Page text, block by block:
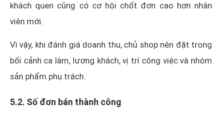
khách quen cũng có cơ hội chốt đơn cao hơn nhân
viên mới.
Vì vậy, khi đánh giá doanh thu, chủ shop nên đặt trong
bối cảnh ca làm, lượng khách, vị trí công việc và nhóm
sản phẩm phụ trách.
5.2. Số đơn bán thành công